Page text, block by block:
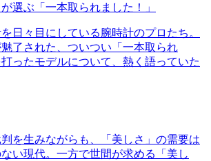
選ぶ「一本取られました！」
日々目にしている腕時計のプロたち。
了された、ついつい「一本取られ
ったモデルについて、熱く語っていた
を生みながらも、「美しさ」の需要は
い現代。一方で世間が求める「美し